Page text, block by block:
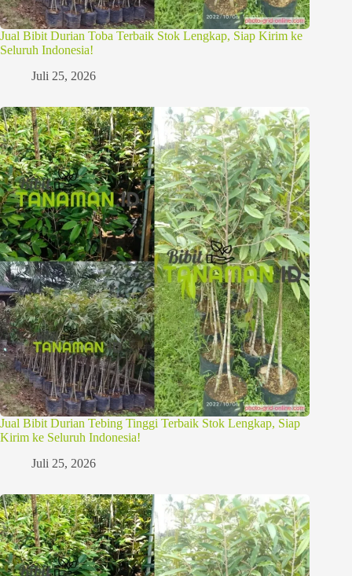
Jual Bibit Durian Toba Terbaik Stok Lengkap, Siap Kirim ke
Seluruh Indonesia!
Juli 25, 2026
Jual Bibit Durian Tebing Tinggi Terbaik Stok Lengkap, Siap
Kirim ke Seluruh Indonesia!
Juli 25, 2026